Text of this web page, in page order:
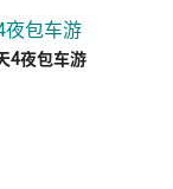
4夜包车游